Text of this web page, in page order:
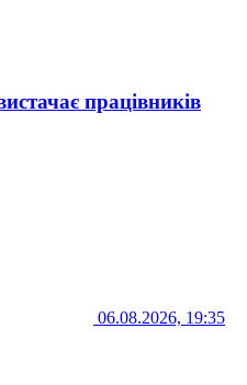
працівників
06.08.2026, 19:35